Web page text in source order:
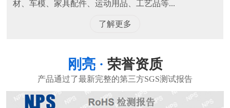
材、车模、家具配件、运动用品、工艺品等...
了解更多
刚亮 · 荣誉资质
产品通过了最新完整的第三方SGS测试报告